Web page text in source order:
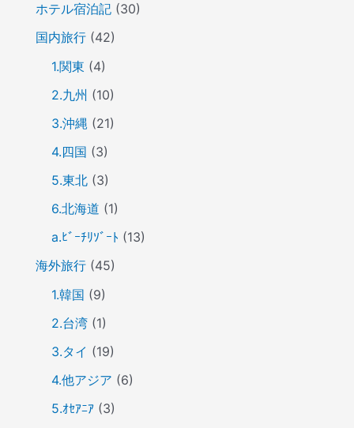
ホテル宿泊記(30)
国内旅行(42)
1.関東 (4)
2.九州 (10)
3.沖縄(21)
4.四国 (3)
5.東北(3)
6.北海道 (1)
a.ﾋﾞｰﾁﾘｿﾞｰﾄ (13)
海外旅行(45)
1.韓国 (9)
2.台湾(1)
3.タイ (19)
4.他アジア (6)
5.ｵｾｱﾆｱ(3)